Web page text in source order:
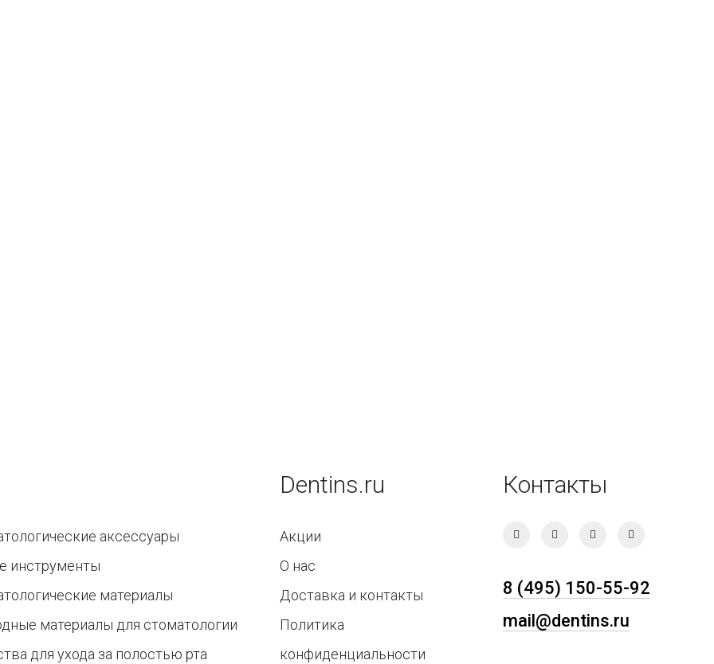
аксессуары
инструменты
материалы
материалы для стоматологии
для ухода за полостью рта
Dentins.ru
Акции
О нас
Доставка и контакты
Политика
конфиденциальности
Контакты
8 (495) 150-55-92
mail@dentins.ru